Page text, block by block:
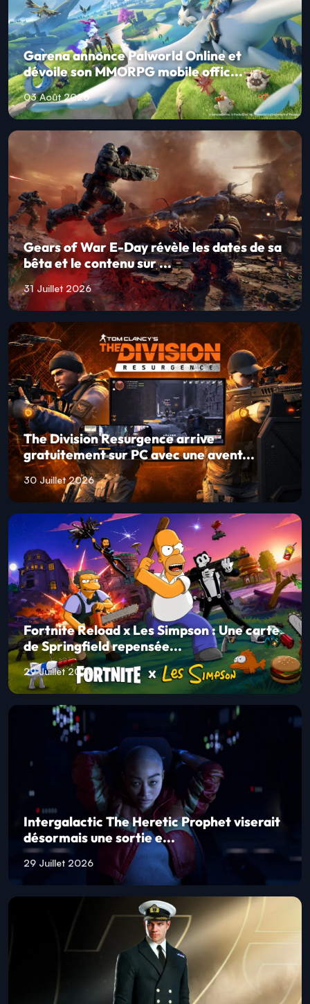
Garena annonce Palworld Online et
dévoile son MMORPG mobile offic...
03 Août 2026
Gears of War E-Day révèle les dates de sa
bêta et le contenu sur ...
31 Juillet 2026
The Division Resurgence arrive
gratuitement sur PC avec une avent...
30 Juillet 2026
Fortnite Reload x Les Simpson : Une carte
de Springfield repensée...
29 Juillet 2026
Intergalactic The Heretic Prophet viserait
désormais une sortie e...
29 Juillet 2026